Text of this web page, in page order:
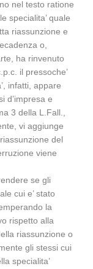
nel testo ratione
specialita’ quale
riassunzione e
o,
ha rinvenuto
il pressoche’
infatti, appare
d’impresa e
3 della L.Fall.,
vi aggiunge
del
viene
se gli
cui e’ stato
la
rispetto alla
riassunzione o
gli stessi cui
specialita’